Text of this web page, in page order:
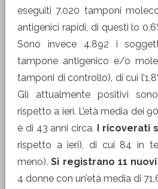
eseguiti 7.020 tamponi
antigenici rapidi, di questi lo
Sono invece 4.892 i
tampone antigenico e/o
tamponi di controllo), di cui
Gli attualmente positivi
rispetto a ieri. L’età media dei
è di 43 anni circa. I ricoverati
rispetto a ieri), di cui 84 in
meno).Si registrano 11
4 donne con un’età media di